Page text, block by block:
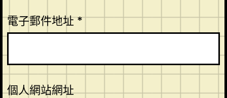
電子郵件地址*
個人網站網址